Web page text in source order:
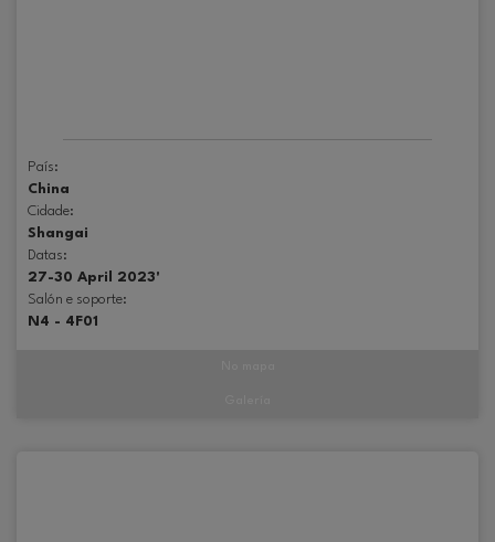
País:
China
Cidade:
Shangai
Datas:
27-30 April 2023'
Salón e soporte:
N4 - 4F01